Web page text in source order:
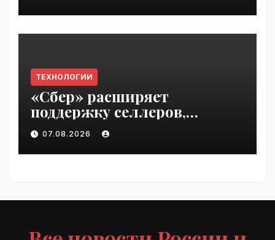
ТЕХНОЛОГИИ
«Сбер» расширяет
поддержку селлеров,
пострадавших от
инцидентов на складах
Wildberries | VseTime.ru
07.08.2026